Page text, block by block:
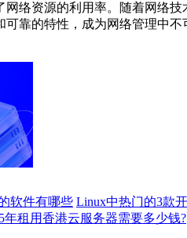
络资源的利用率。随着网络
靠的特性，成为网络管理中不
软件有哪些 Linux中热门的3款
年租用香港云服务器需要多少钱?